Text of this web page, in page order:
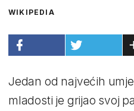
WIKIPEDIA
Jedan od najvećih
mladosti je grijao svoj